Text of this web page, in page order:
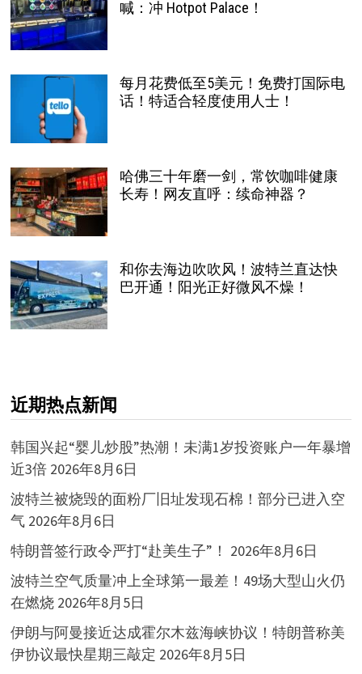
喊：冲 Hotpot Palace！
每月花费低至5美元！免费打国际电
话！特适合轻度使用人士！
哈佛三十年磨一剑，常饮咖啡健康
长寿！网友直呼：续命神器？
和你去海边吹吹风！波特兰直达快
巴开通！阳光正好微风不燥！
近期热点新闻
韩国兴起“婴儿炒股”热潮！未满1岁投资账户一年暴增
近3倍 2026年8月6日
波特兰被烧毁的面粉厂旧址发现石棉！部分已进入空
气 2026年8月6日
特朗普签行政令严打“赴美生子”！ 2026年8月6日
波特兰空气质量冲上全球第一最差！49场大型山火仍
在燃烧 2026年8月5日
伊朗与阿曼接近达成霍尔木兹海峡协议！特朗普称美
伊协议最快星期三敲定 2026年8月5日